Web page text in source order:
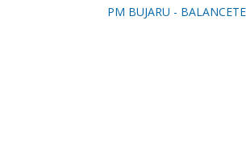
PM BUJARU -